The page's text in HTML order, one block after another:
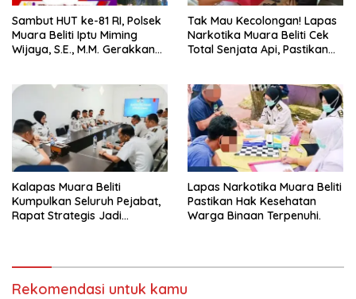
Sambut HUT ke-81 RI, Polsek
Muara Beliti Iptu Miming
Wijaya, S.E., M.M. Gerakkan
Tak Mau Kecolongan! Lapas
Narkotika Muara Beliti Cek
Total Senjata Api, Pastikan
Kalapas Muara Beliti
Kumpulkan Seluruh Pejabat,
Rapat Strategis Jadi
Lapas Narkotika Muara Beliti
Pastikan Hak Kesehatan
Warga Binaan Terpenuhi.
Rekomendasi untuk kamu